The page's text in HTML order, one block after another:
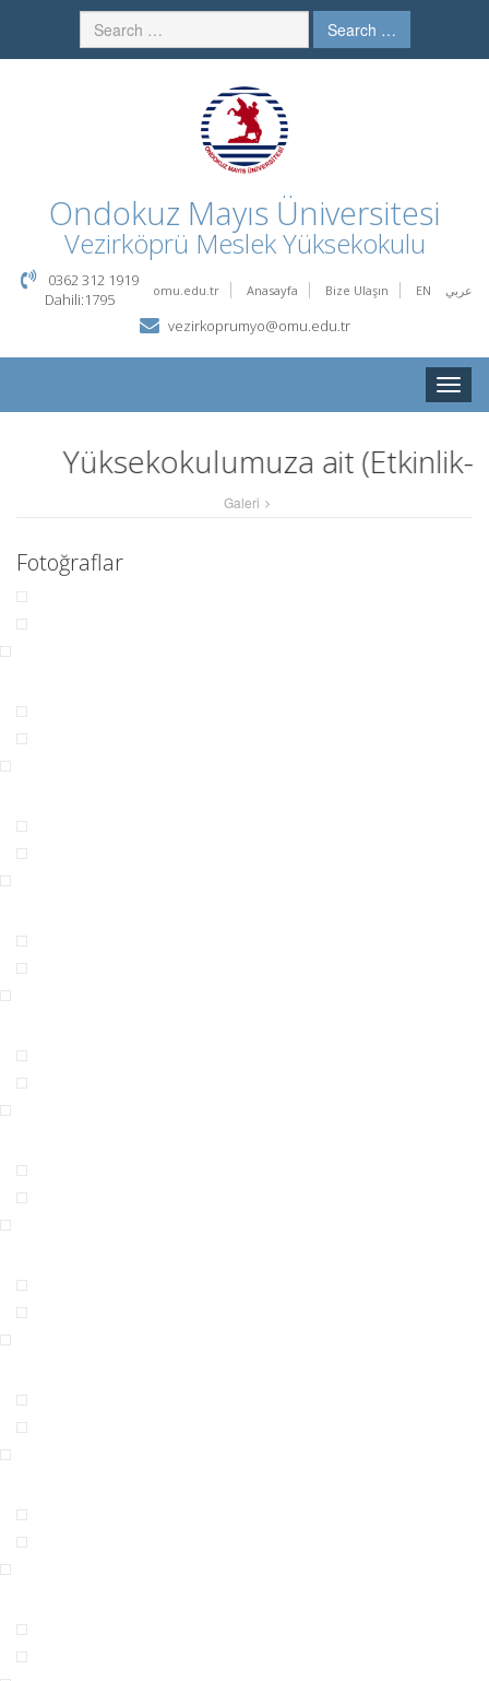
Search …
Ondokuz Mayıs Üniversitesi
Vezirköprü Meslek Yüksekokulu
omu.edu.tr Anasayfa Bize Ulaşın EN عربي
0362 312 1919
Dahili:1795
vezirkoprumyo@omu.edu.tr
Toggle
Yüksekokulumuza ait (Etkinlik-
Galeri
Fotoğraflar